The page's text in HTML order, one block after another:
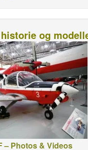
og
– Photos & Videos